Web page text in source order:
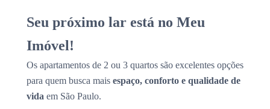
Seu próximo lar está no Meu
Imóvel!
Os apartamentos de 2 ou 3 quartos são excelentes opções
para quem busca mais espaço, conforto e qualidade de
vida em São Paulo.